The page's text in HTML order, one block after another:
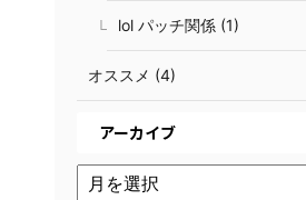
lol パッチ関係 (1)
オススメ (4)
アーカイブ